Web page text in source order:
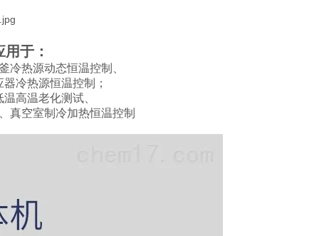
于：
冷热源动态恒温控制、
冷热源恒温控制；
高温老化测试、
真空室制冷加热恒温控制